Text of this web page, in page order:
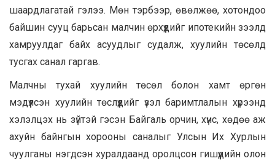
шаардлагатай гэлээ. Мөн тэрбээр, өвөлжөө, хотондоо
байшин сууц барьсан малчин өрхүүдийг ипотекийн зээлд
хамруулдаг байх асуудлыг судалж, хуулийн төсөлд
тусгах санал гаргав.
Малчны тухай хуулийн төсөл болон хамт өргөн
мэдүүлсэн хуулийн төслүүдийг үзэл баримтлалын хүрээнд
хэлэлцэх нь зүйтэй гэсэн Байгаль орчин, хүнс, хөдөө аж
ахуйн байнгын хорооны саналыг Улсын Их Хурлын
чуулганы нэгдсэн хуралдаанд оролцсон гишүүдийн олон